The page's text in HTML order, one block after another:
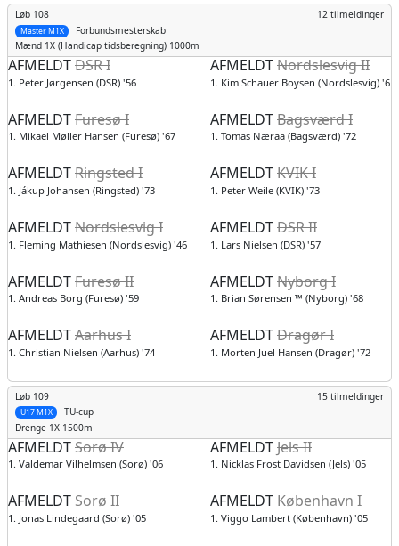
Løb 108
Forbundsmesterskab
12 tilmeldinger
Master M1X
Mænd 1X (Handicap tidsberegning) 1000m
AFMELDTDSR I
1. Peter Jørgensen (DSR) '56
AFMELDTNordslesvig II
1. Kim Schauer Boysen (Nordslesvig) '61
AFMELDTFuresø I
1. Mikael Møller Hansen (Furesø) '67
AFMELDTBagsværd I
1. Tomas Næraa (Bagsværd) '72
AFMELDTRingsted I
1. Jákup Johansen (Ringsted) '73
AFMELDTKVIK I
1. Peter Weile (KVIK) '73
AFMELDTNordslesvig I
1. Fleming Mathiesen (Nordslesvig) '46
AFMELDTDSR II
1. Lars Nielsen (DSR) '57
AFMELDTFuresø II
1. Andreas Borg (Furesø) '59
AFMELDTNyborg I
1. Brian Sørensen ™ (Nyborg) '68
AFMELDTAarhus I
1. Christian Nielsen (Aarhus) '74
AFMELDTDragør I
1. Morten Juel Hansen (Dragør) '72
Løb 109
TU-cup
15 tilmeldinger
U17 M1X
Drenge 1X 1500m
AFMELDTSorø IV
1. Valdemar Vilhelmsen (Sorø) '06
AFMELDTJels II
1. Nicklas Frost Davidsen (Jels) '05
AFMELDTSorø II
1. Jonas Lindegaard (Sorø) '05
AFMELDTKøbenhavn I
1. Viggo Lambert (København) '05